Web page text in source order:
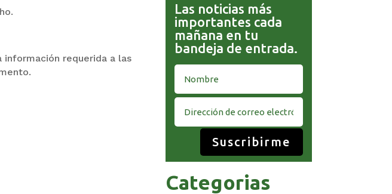
información requerida a las
Las noticias más
importantes cada
mañana en tu
bandeja de entrada.
Suscribirme
Categorias